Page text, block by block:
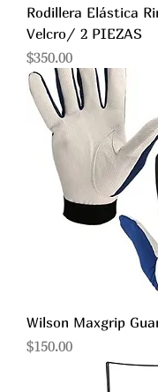
Rodillera Elástica
Velcro/ 2 PIEZAS
Precio
$350.00
Wilson Maxgrip
Precio
$150.00